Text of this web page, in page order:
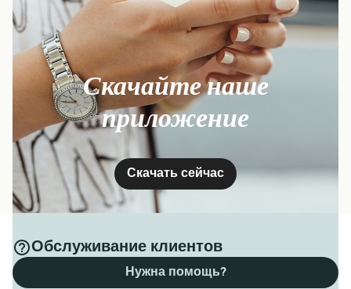
Скачайте наше
приложение
Скачать сейчас
Обслуживание клиентов
Нужна помощь?